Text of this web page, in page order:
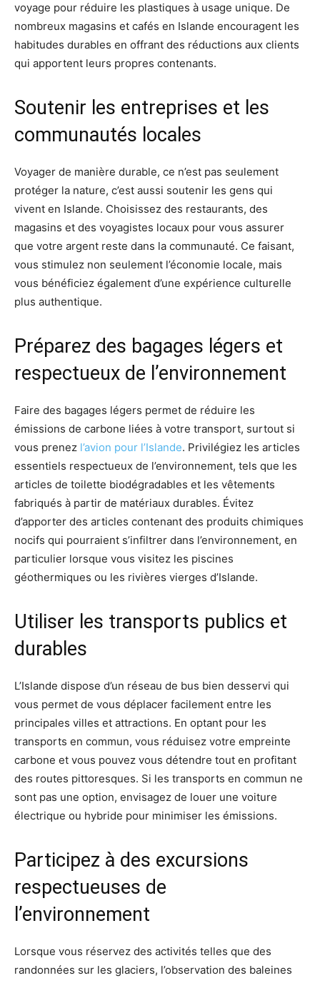
voyage pour réduire les plastiques à usage unique. De
nombreux magasins et cafés en Islande encouragent les
habitudes durables en offrant des réductions aux clients
qui apportent leurs propres contenants.
Soutenir les entreprises et les
communautés locales
Voyager de manière durable, ce n’est pas seulement
protéger la nature, c’est aussi soutenir les gens qui
vivent en Islande. Choisissez des restaurants, des
magasins et des voyagistes locaux pour vous assurer
que votre argent reste dans la communauté. Ce faisant,
vous stimulez non seulement l’économie locale, mais
vous bénéficiez également d’une expérience culturelle
plus authentique.
Préparez des bagages légers et
respectueux de l’environnement
Faire des bagages légers permet de réduire les
émissions de carbone liées à votre transport, surtout si
vous prenez l’avion pour l’Islande. Privilégiez les articles
essentiels respectueux de l’environnement, tels que les
articles de toilette biodégradables et les vêtements
fabriqués à partir de matériaux durables. Évitez
d’apporter des articles contenant des produits chimiques
nocifs qui pourraient s’infiltrer dans l’environnement, en
particulier lorsque vous visitez les piscines
géothermiques ou les rivières vierges d’Islande.
Utiliser les transports publics et
durables
L’Islande dispose d’un réseau de bus bien desservi qui
vous permet de vous déplacer facilement entre les
principales villes et attractions. En optant pour les
transports en commun, vous réduisez votre empreinte
carbone et vous pouvez vous détendre tout en profitant
des routes pittoresques. Si les transports en commun ne
sont pas une option, envisagez de louer une voiture
électrique ou hybride pour minimiser les émissions.
Participez à des excursions
respectueuses de
l’environnement
Lorsque vous réservez des activités telles que des
randonnées sur les glaciers, l’observation des baleines